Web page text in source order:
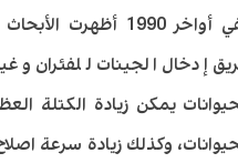
ففي أواخر 1990 أظهرت
إدخال الجينات للفئران
يمكن زيادة الكتلة
وكذلك زيادة سرعة اصلاح